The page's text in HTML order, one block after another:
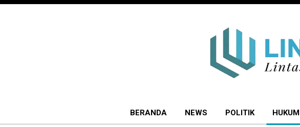
BERANDA NEWS POLITIK HUKUM